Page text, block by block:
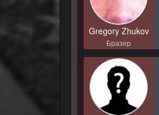
Gregory Zhukov
Бразер